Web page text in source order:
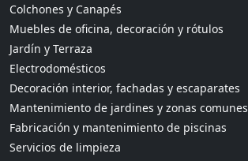
Colchones y Canapés
Muebles de oficina, decoración y rótulos
Jardín y Terraza
Electrodomésticos
Decoración interior, fachadas y escaparates
Mantenimiento de jardines y zonas comunes
Fabricación y mantenimiento de piscinas
Servicios de limpieza